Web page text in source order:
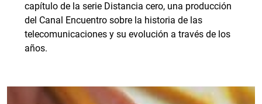
capítulo de la serie Distancia cero, una producción
del Canal Encuentro sobre la historia de las
telecomunicaciones y su evolución a través de los
años.